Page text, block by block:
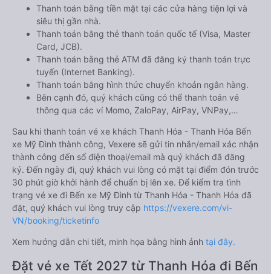
Thanh toán bằng tiền mặt tại các cửa hàng tiện lợi và
siêu thị gần nhà.
Thanh toán bằng thẻ thanh toán quốc tế (Visa, Master
Card, JCB).
Thanh toán bằng thẻ ATM đã đăng ký thanh toán trực
tuyến (Internet Banking).
Thanh toán bằng hình thức chuyển khoản ngân hàng.
Bên cạnh đó, quý khách cũng có thể thanh toán vé
thông qua các ví Momo, ZaloPay, AirPay, VNPay,…
Sau khi thanh toán vé xe khách Thanh Hóa - Thanh Hóa Bến
xe Mỹ Đình thành công, Vexere sẽ gửi tin nhắn/email xác nhận
thành công đến số điện thoại/email mà quý khách đã đăng
ký. Đến ngày đi, quý khách vui lòng có mặt tại điểm đón trước
30 phút giờ khởi hành để chuẩn bị lên xe. Để kiểm tra tình
trạng vé xe đi Bến xe Mỹ Đình từ Thanh Hóa - Thanh Hóa đã
đặt, quý khách vui lòng truy cập https://vexere.com/vi-
VN/booking/ticketinfo
Xem hướng dẫn chi tiết, minh họa bằng hình ảnh tại đây.
Đặt vé xe Tết 2027 từ Thanh Hóa đi Bến